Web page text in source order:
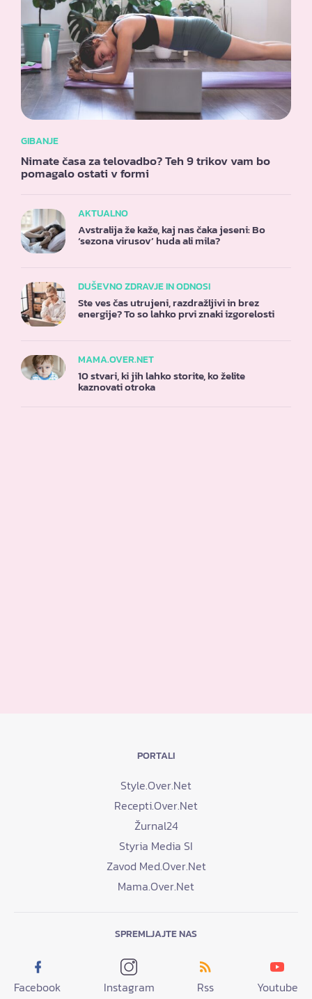
GIBANJE
Nimate časa za telovadbo? Teh 9 trikov vam bo
pomagalo ostati v formi
AKTUALNO
Avstralija že kaže, kaj nas čaka jeseni: Bo
‘sezona virusov’ huda ali mila?
DUŠEVNO ZDRAVJE IN ODNOSI
Ste ves čas utrujeni, razdražljivi in brez
energije? To so lahko prvi znaki izgorelosti
MAMA.OVER.NET
10 stvari, ki jih lahko storite, ko želite
kaznovati otroka
PORTALI
Style.Over.Net
Recepti.Over.Net
Žurnal24
Styria Media SI
Zavod Med.Over.Net
Mama.Over.Net
SPREMLJAJTE NAS
Facebook Instagram Rss Youtube